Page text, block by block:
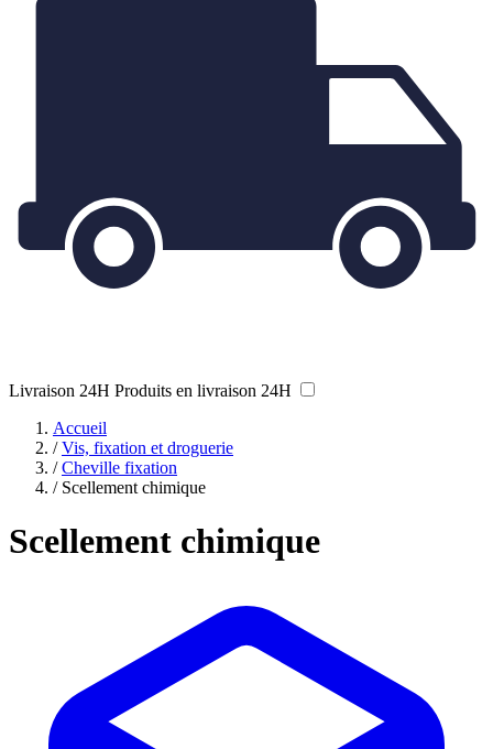
Livraison 24H Produits en livraison 24H
Accueil
/ Vis, fixation et droguerie
/ Cheville fixation
/ Scellement chimique
Scellement chimique